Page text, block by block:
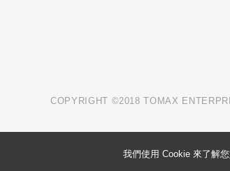
COPYRIGHT ©2018 TOMAX
我們使用 Cookie 來了解